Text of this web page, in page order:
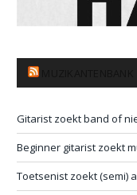
Gitarist zoekt band of
Beginner gitarist zoekt
Toetsenist zoekt (semi)